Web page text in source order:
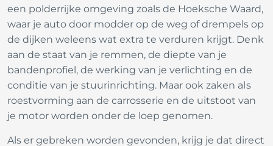
een polderrijke omgeving zoals de Hoeksche Waard,
waar je auto door modder op de weg of drempels op
de dijken weleens wat extra te verduren krijgt. Denk
aan de staat van je remmen, de diepte van je
bandenprofiel, de werking van je verlichting en de
conditie van je stuurinrichting. Maar ook zaken als
roestvorming aan de carrosserie en de uitstoot van
je motor worden onder de loep genomen.
Als er gebreken worden gevonden, krijg je dat direct